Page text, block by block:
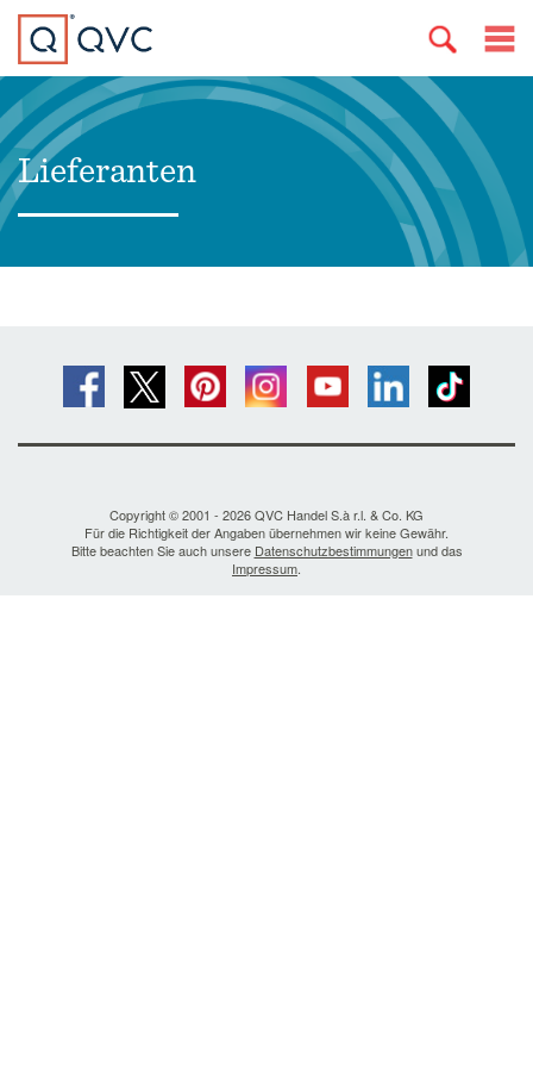
Lieferanten
Copyright © 2001 - 2026 QVC Handel S.à r.l. & Co. KG
Für die Richtigkeit der Angaben übernehmen wir keine Gewähr.
Bitte beachten Sie auch unsere Datenschutzbestimmungenund das
Impressum.